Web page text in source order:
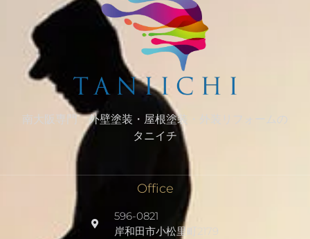
南大阪専門 外壁塗装・屋根塗装・外装リフォームの
タニイチ
Office
596-0821
岸和田市小松里町2179